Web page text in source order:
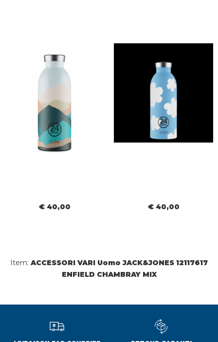
€ 40,00 € 40,00
Item: ACCESSORI VARI Uomo JACK&JONES 12117617
ENFIELD CHAMBRAY MIX